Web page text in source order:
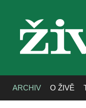
živa
ARCHIV O ŽIVĚ